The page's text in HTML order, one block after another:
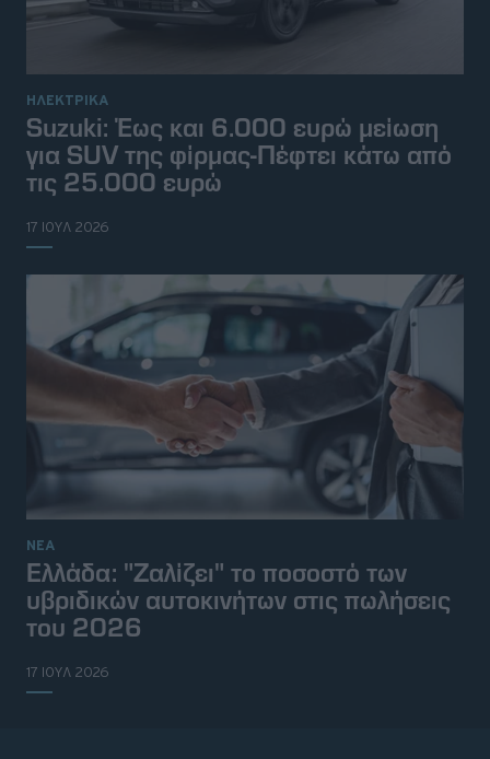
ΗΛΕΚΤΡΙΚΑ
Suzuki: Έως και 6.000 ευρώ μείωση
για SUV της φίρμας-Πέφτει κάτω από
τις 25.000 ευρώ
17 ΙΟΥΛ 2026
ΝΕΑ
Ελλάδα: "Ζαλίζει" το ποσοστό των
υβριδικών αυτοκινήτων στις πωλήσεις
του 2026
17 ΙΟΥΛ 2026